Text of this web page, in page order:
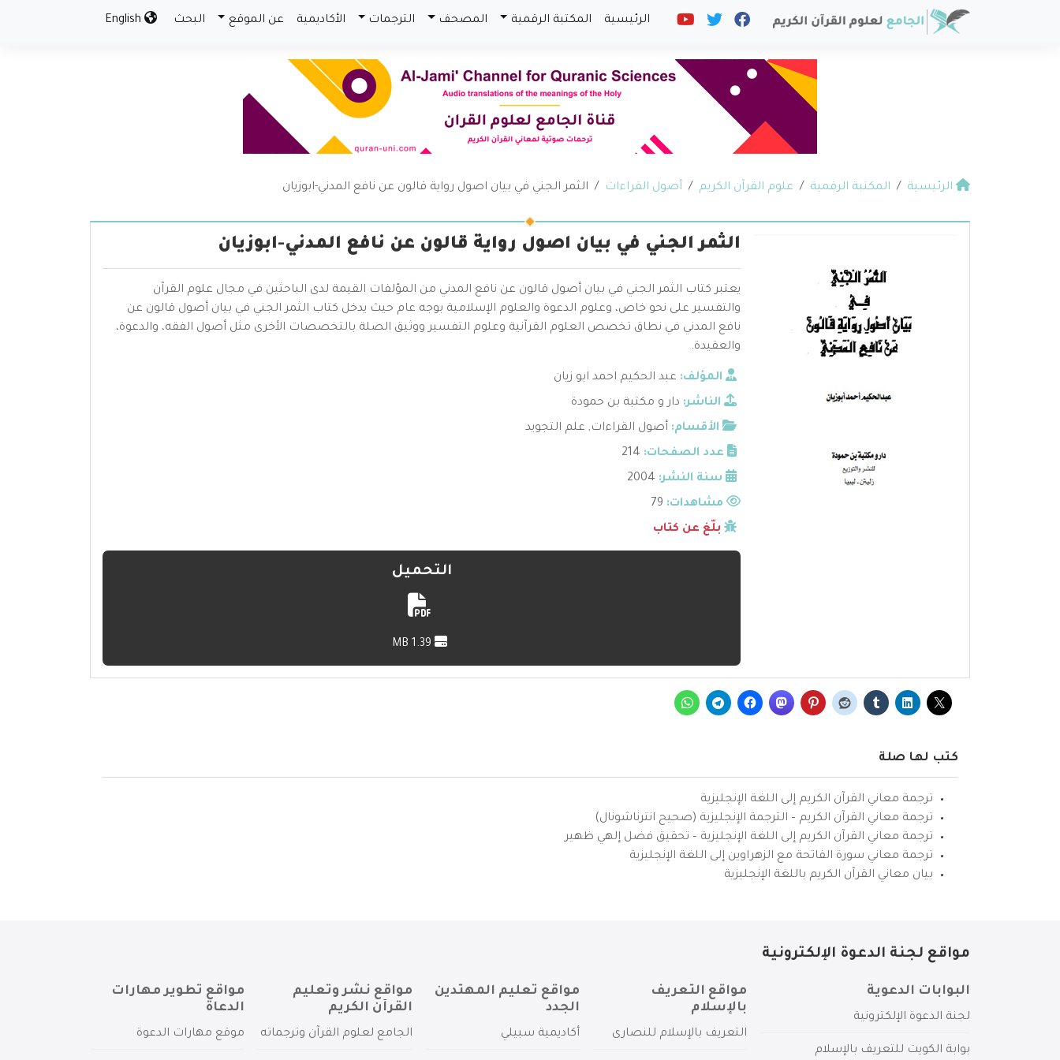
الرئيسية المكتبة الرقمية المصحف الترجمات الأكاديمية عن الموقع البحث
الرئيسية المكتبة الرقمية علوم القرآن الكريم أصول القراءات الثمر الجني في بيان اصول رواية قالون عن نافع المدني-ابوزيان
الثمر الجني في بيان اصول رواية قالون عن نافع المدني-ابوزيان
يعتبر كتاب الثمر الجني في بيان أصول قالون عن نافع المدني من المؤلفات القيمة لدى الباحثين في مجال علوم القرآن
والتفسير على نحو خاص، وعلوم الدعوة والعلوم الإسلامية بوجه عام حيث يدخل كتاب الثمر الجني في بيان أصول قالون عن
نافع المدني في نطاق تخصص العلوم القرآنية وعلوم التفسير ووثيق الصلة بالتخصصات الأخرى مثل أصول الفقه، والدعوة،
والعقيدة.
المؤلف: عبد الحكيم احمد ابو زيان
الناشر: دار و مكتبة بن حمودة
الأقسام: أصول القراءات, علم التجويد
عدد الصفحات: 214
سنة النشر: 2004
مشاهدات:
بلّغ عن كتاب
التحميل
كتب لها صلة
ترجمة معاني القرآن الكريم إلى اللغة الإنجليزية
ترجمة معاني القرآن الكريم – الترجمة الإنجليزية (صحيح انترناشونال)
ترجمة معاني القرآن الكريم إلى اللغة الإنجليزية – تحقيق فضل إلهي ظهير
ترجمة معاني سورة الفاتحة مع الزهراوين إلى اللغة الإنجليزية
بيان معاني القرآن الكريم باللغة الإنجليزية
مواقع لجنة الدعوة الإلكترونية
البوابات الدعوية
لجنة الدعوة الإلكترونية
بوابة الكويت للتعريف بالإسلام
مواقع التعريف
بالإسلام
التعريف بالإسلام للنصارى
مواقع تعليم المهتدين
الجدد
أكاديمية سبيلي
مواقع نشر وتعليم
القرآن الكريم
الجامع لعلوم القرآن وترجماته
مواقع تطوير مهارات
الدعاة
موقع مهارات الدعوة